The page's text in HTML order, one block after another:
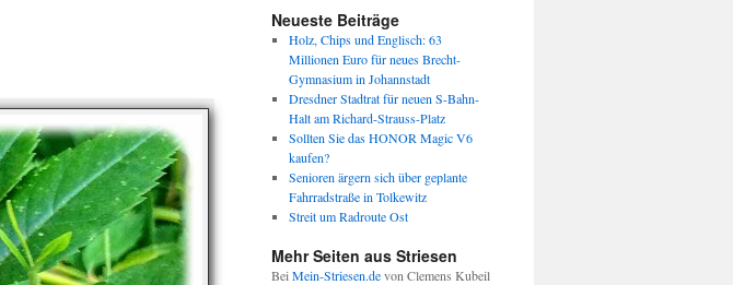
Neueste Beiträge
Holz, Chips und Englisch: 63
Millionen Euro für neues Brecht-
Gymnasium in Johannstadt
Dresdner Stadtrat für neuen S-Bahn-
Halt am Richard-Strauss-Platz
Sollten Sie das HONOR Magic V6
kaufen?
Senioren ärgern sich über geplante
Fahrradstraße in Tolkewitz
Streit um Radroute Ost
Mehr Seiten aus Striesen
Bei Mein-Striesen.devon Clemens Kubeil